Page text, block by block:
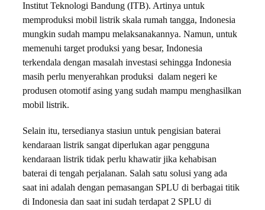
Institut Teknologi Bandung (ITB). Artinya untuk
memproduksi mobil listrik skala rumah tangga, Indonesia
mungkin sudah mampu melaksanakannya. Namun, untuk
memenuhi target produksi yang besar, Indonesia
terkendala dengan masalah investasi sehingga Indonesia
masih perlu menyerahkan produksi dalam negeri ke
produsen otomotif asing yang sudah mampu menghasilkan
mobil listrik.
Selain itu, tersedianya stasiun untuk pengisian baterai
kendaraan listrik sangat diperlukan agar pengguna
kendaraan listrik tidak perlu khawatir jika kehabisan
baterai di tengah perjalanan. Salah satu solusi yang ada
saat ini adalah dengan pemasangan SPLU di berbagai titik
di Indonesia dan saat ini sudah terdapat 2 SPLU di